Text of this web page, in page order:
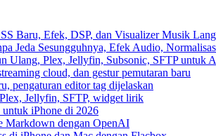
Baru, Efek, DSP, dan Visualizer Musik
Jeda Sesungguhnya, Efek Audio,
Ulang, Plex, Jellyfin, Subsonic, SFTP untuk
cloud, dan gestur pemutaran baru
pengaturan editor tag dijelaskan
Jellyfin, SFTP, widget lirik
iPhone di 2026
Markdown dengan OpenAI